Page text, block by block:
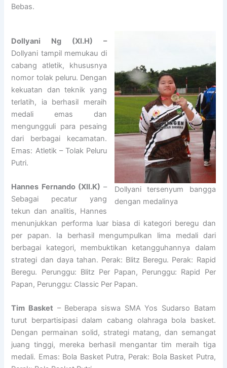
Bebas.
Dollyani tersenyum bangga
dengan medalinya
Dollyani Ng (XI.H) –
Dollyani tampil memukau di
cabang atletik, khususnya
nomor tolak peluru. Dengan
kekuatan dan teknik yang
terlatih, ia berhasil meraih
medali emas dan
mengungguli para pesaing
dari berbagai kecamatan.
Emas: Atletik – Tolak Peluru
Putri.
Hannes Fernando (XII.K) –
Sebagai pecatur yang
tekun dan analitis, Hannes
menunjukkan performa luar biasa di kategori beregu dan
per papan. Ia berhasil mengumpulkan lima medali dari
berbagai kategori, membuktikan ketangguhannya dalam
strategi dan daya tahan. Perak: Blitz Beregu. Perak: Rapid
Beregu. Perunggu: Blitz Per Papan, Perunggu: Rapid Per
Papan, Perunggu: Classic Per Papan.
Tim Basket – Beberapa siswa SMA Yos Sudarso Batam
turut berpartisipasi dalam cabang olahraga bola basket.
Dengan permainan solid, strategi matang, dan semangat
juang tinggi, mereka berhasil mengantar tim meraih tiga
medali. Emas: Bola Basket Putra, Perak: Bola Basket Putra,